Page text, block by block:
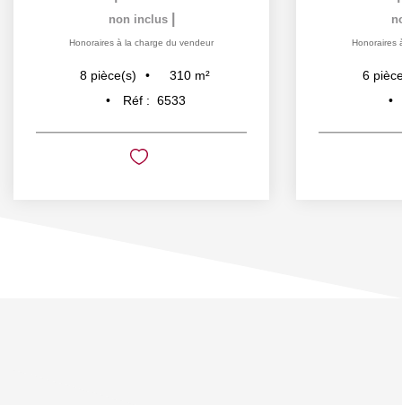
non inclus
Honoraires à la charge du vendeur
8 pièce(s) 310 m²
Réf : 6533
Honoraires
6